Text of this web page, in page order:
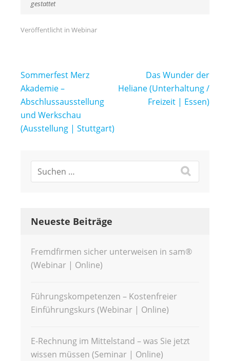
gestattet
Veröffentlicht in Webinar
Beitragsnavigation
Sommerfest Merz
Akademie –
Abschlussausstellung
und Werkschau
(Ausstellung | Stuttgart)
Das Wunder der
Heliane (Unterhaltung /
Freizeit | Essen)
Neueste Beiträge
Fremdfirmen sicher unterweisen in sam®
(Webinar | Online)
Führungskompetenzen – Kostenfreier
Einführungskurs (Webinar | Online)
E-Rechnung im Mittelstand – was Sie jetzt
wissen müssen (Seminar | Online)